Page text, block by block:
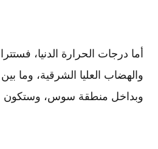
وبداخل منطقة سوس، وستكون ما بين 16 و22 درجة فيما تبقى من